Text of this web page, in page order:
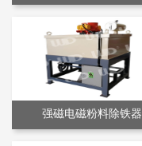
强磁电磁粉料除铁器